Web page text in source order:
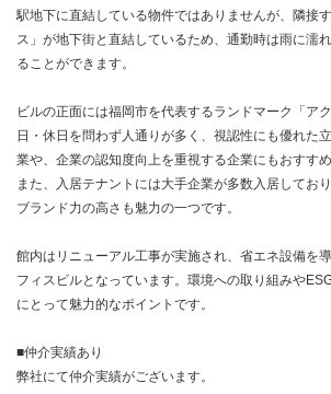
駅地下に直結している物件ではありませんが、隣接
ス」が地下街と直結しているため、通勤時は雨に濡
ることができます。
ビルの正面には福岡市を代表するランドマーク「ア
日・休日を問わず人通りが多く、視認性にも優れた
業や、企業の認知度向上を重視する企業にもおすすめ
また、入居テナントには大手企業が多数入居してお
ブランド力の高さも魅力の一つです。
館内はリニューアル工事が実施され、省エネ設備を
フィスビルとなっています。環境への取り組みや
にとって魅力的なポイントです。
■仲介実績あり
弊社にて仲介実績がございます。